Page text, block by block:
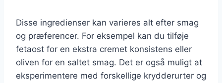
Disse ingredienser kan varieres alt efter smag
og præferencer. For eksempel kan du tilføje
fetaost for en ekstra cremet konsistens eller
oliven for en saltet smag. Det er også muligt at
eksperimentere med forskellige krydderurter og